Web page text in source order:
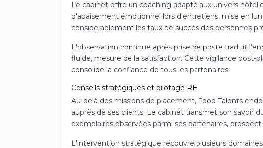
Le cabinet offre un coaching adapté aux univers
d'apaisement émotionnel lors d'entretiens, mise en
considérablement les taux de succès des personnes
L'observation continue après prise de poste traduit
fluide, mesure de la satisfaction. Cette vigilance
consolide la confiance de tous les partenaires.
Conseils stratégiques et pilotage RH
Au-delà des missions de placement, Food Talents
auprès de ses clients. Le cabinet transmet son savoir
exemplaires observées parmi ses partenaires,
L'intervention stratégique recouvre plusieurs